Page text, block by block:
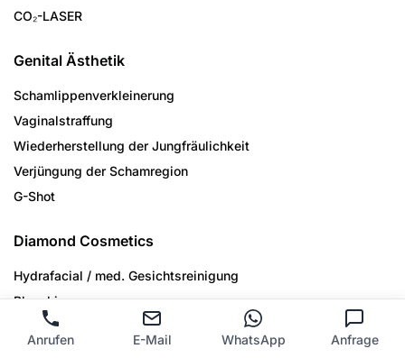
CO₂-LASER
Genital Ästhetik
Schamlippenverkleinerung
Vaginalstraffung
Wiederherstellung der Jungfräulichkeit
Verjüngung der Schamregion
G-Shot
Diamond Cosmetics
Hydrafacial / med. Gesichtsreinigung
Bleaching
Microdermabrasion
Anrufen E-Mail WhatsApp Anfrage